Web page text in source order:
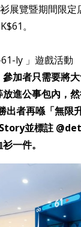
展覽暨期間限
。
ly 」遊戲活動
參加者只需要將
進公事包內，
出者再喺「無限
並標註
一件。